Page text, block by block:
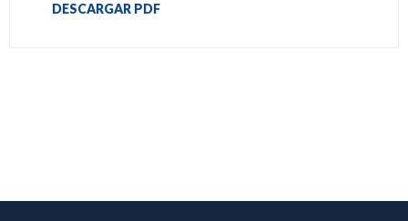
DESCARGAR PDF